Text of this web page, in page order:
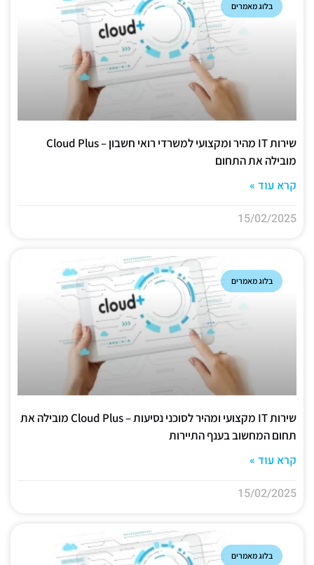
בלוג מאמרים
שירות IT מהיר ומקצועי למשרדי רואי חשבון – Cloud Plus
מובילה את התחום
קרא עוד »
15/02/2025
בלוג מאמרים
שירות IT מקצועי ומהיר לסוכני נסיעות – Cloud Plus מובילה את
תחום המחשוב בענף התיירות
קרא עוד »
15/02/2025
בלוג מאמרים